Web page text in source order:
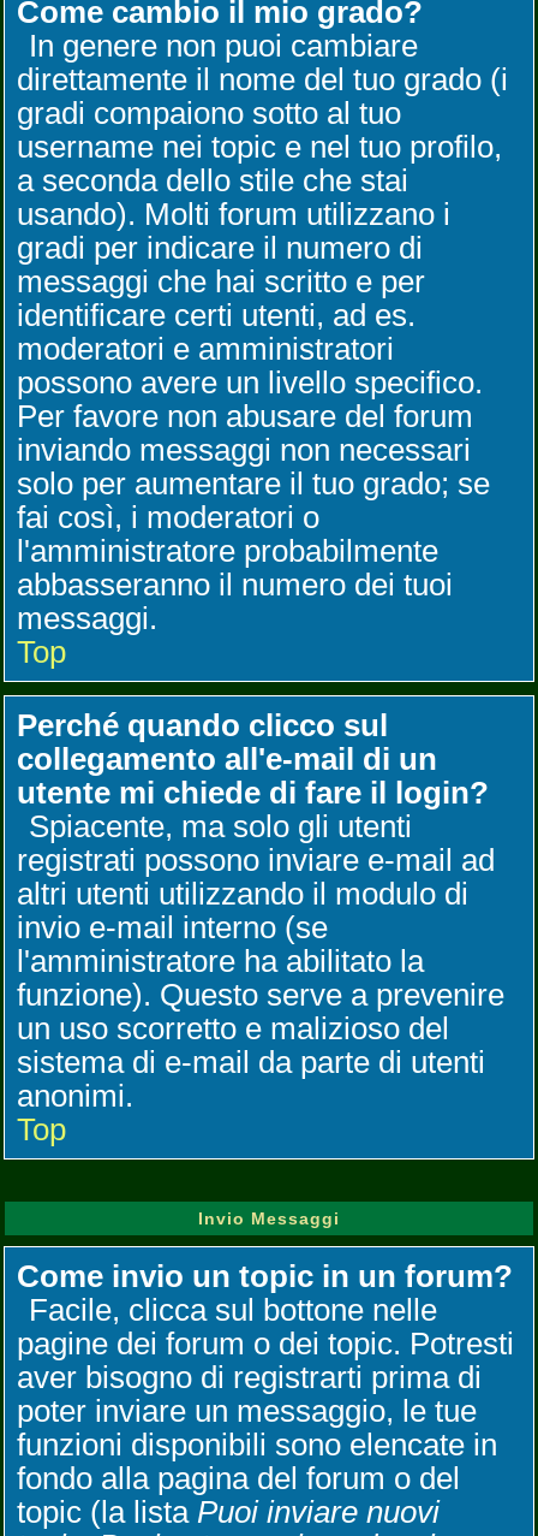
Come cambio il mio grado?
In genere non puoi cambiare
direttamente il nome del tuo grado (i
gradi compaiono sotto al tuo
username nei topic e nel tuo profilo,
a seconda dello stile che stai
usando). Molti forum utilizzano i
gradi per indicare il numero di
messaggi che hai scritto e per
identificare certi utenti, ad es.
moderatori e amministratori
possono avere un livello specifico.
Per favore non abusare del forum
inviando messaggi non necessari
solo per aumentare il tuo grado; se
fai così, i moderatori o
l'amministratore probabilmente
abbasseranno il numero dei tuoi
messaggi.
Top
Perché quando clicco sul
collegamento all'e-mail di un
utente mi chiede di fare il login?
Spiacente, ma solo gli utenti
registrati possono inviare e-mail ad
altri utenti utilizzando il modulo di
invio e-mail interno (se
l'amministratore ha abilitato la
funzione). Questo serve a prevenire
un uso scorretto e malizioso del
sistema di e-mail da parte di utenti
anonimi.
Top
Invio Messaggi
Come invio un topic in un forum?
Facile, clicca sul bottone nelle
pagine dei forum o dei topic. Potresti
aver bisogno di registrarti prima di
poter inviare un messaggio, le tue
funzioni disponibili sono elencate in
fondo alla pagina del forum o del
topic (la lista Puoi inviare nuovi